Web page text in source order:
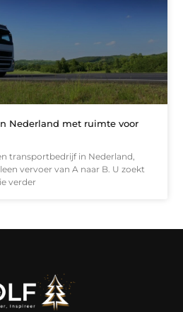
Nederland met ruimte voor
transportbedrijf in Nederland,
vervoer van A naar B. U zoekt
verder